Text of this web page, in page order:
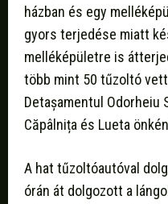
házban és egy
gyors terjedése miatt
melléképületre is
több mint 50 tűzoltó
Detașamentul Odorheiu
Căpâlnița és Lueta
A hat tűzoltóautóval
órán át dolgozott a